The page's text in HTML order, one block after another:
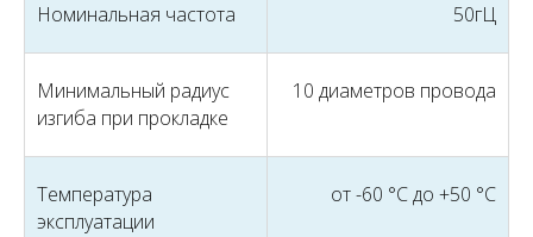
Номинальная частота 50гЦ
Минимальный радиус
изгиба при прокладке
10 диаметров провода
Температура
эксплуатации
от -60 °С до +50 °С